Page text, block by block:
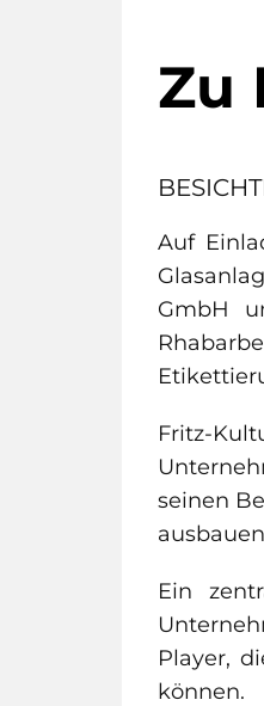
Zu
Auf
GmbH
Fritz-
seinen
Ein
Player,
können.